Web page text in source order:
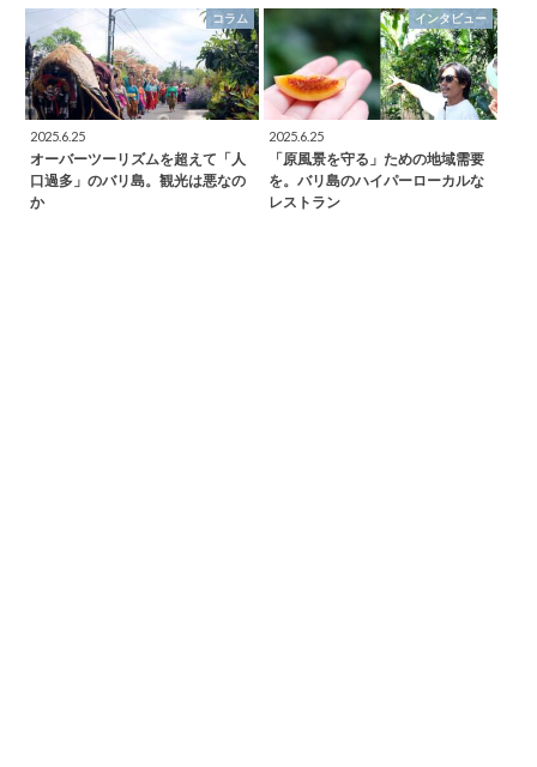
コラム
2025.6.25
オーバーツーリズムを超えて「人
口過多」のバリ島。観光は悪なの
か
インタビュー
2025.6.25
「原風景を守る」ための地域需要
を。バリ島のハイパーローカルな
レストラン